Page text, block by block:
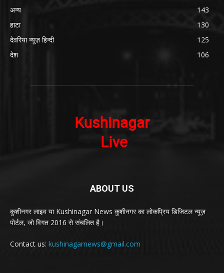
अन्य
143
हाटा
130
देवरिया न्यूज़ हिन्दी
125
देश
106
ABOUT US
कुशीनगर लाइव या Kushinagar News कुशीनगर का लोकप्रिय डिजिटल न्यूज़
पोर्टल, जो विगत 2016 से संचलित है।
Contact us: kushinagarnews@gmail.com